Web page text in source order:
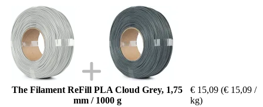
The Filament ReFill PLA Cloud Grey, 1,75
mm / 1000 g
€ 15,09 (€ 15,09 /
kg)